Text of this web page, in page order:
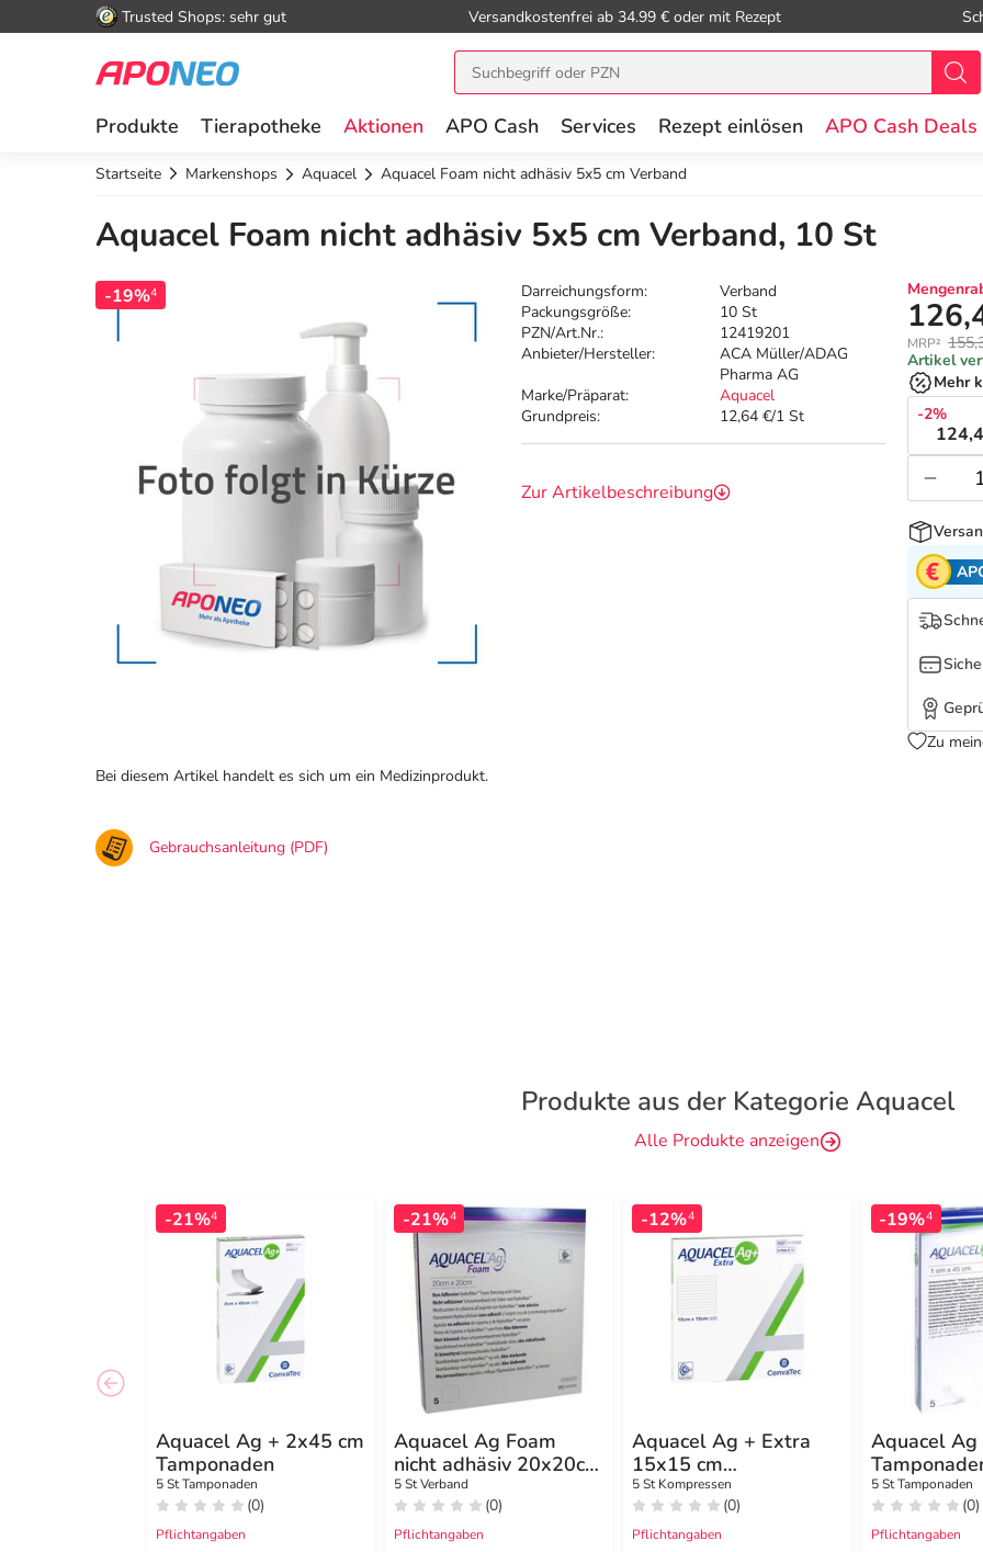
Trusted Shops: sehr gut Versandkostenfrei ab 34.99 € oder mit Rezept
Produkte Tierapotheke Aktionen APO Cash Services Rezept einlösen APO Cash Deals
Startseite Markenshops Aquacel Aquacel Foam nicht adhäsiv 5x5 cm Verband
Aquacel Foam nicht adhäsiv 5x5 cm Verband, 10 St
-19%4 Darreichungsform:
Verband
Packungsgröße:
10 St
PZN/Art.Nr.:
12419201
Anbieter/Hersteller:
ACA Müller/ADAG
Pharma AG
Marke/Präparat:
Aquacel
Grundpreis:
12,64 €/1 St
Zur Artikelbeschreibung
MRP²
Artikel
Mehr
-2%
Zu
Bei diesem Artikel handelt es sich um ein Medizinprodukt.
Gebrauchsanleitung (PDF)
Produkte aus der Kategorie Aquacel
Alle Produkte anzeigen
-21%4
Aquacel Ag + 2x45 cm
Tamponaden
5 St Tamponaden
(0)
Pflichtangaben
-21%4
Aquacel Ag Foam
nicht adhäsiv 20x20cm
Verband
5 St Verband
(0)
Pflichtangaben
-12%4
Aquacel Ag + Extra
15x15 cm
Kompressen
5 St Kompressen
(0)
Pflichtangaben
-19%4
Aquacel
5 St Tamponaden
(0)
Pflichtangaben